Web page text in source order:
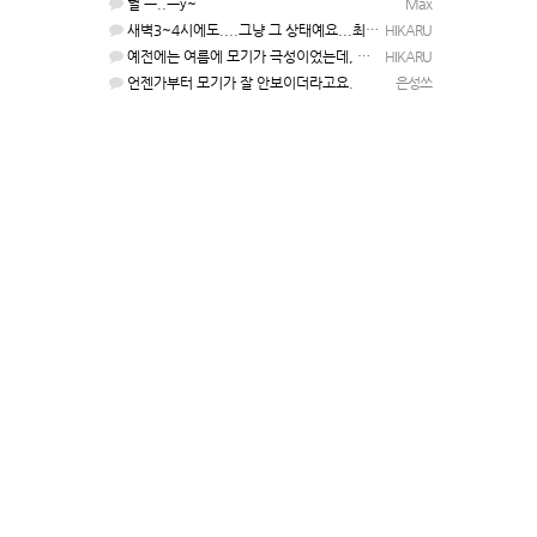
Max
헐 ㅡ..ㅡy~
HIKARU
새벽3~4시에도....그냥 그 상태예요...최근 1주일은....
HIKARU
예전에는 여름에 모기가 극성이었는데, 여름에는 안나오는 것 같은.....ㅎ ㅎ)
은성쓰
언젠가부터 모기가 잘 안보이더라고요.